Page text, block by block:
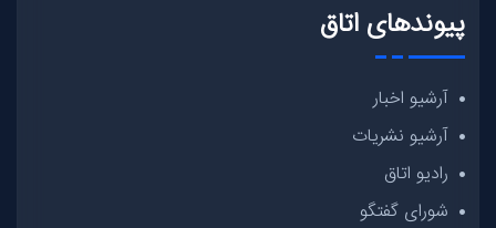
پیوندهای اتاق
آرشیو اخبار
آرشیو نشریات
رادیو اتاق
شورای گفتگو